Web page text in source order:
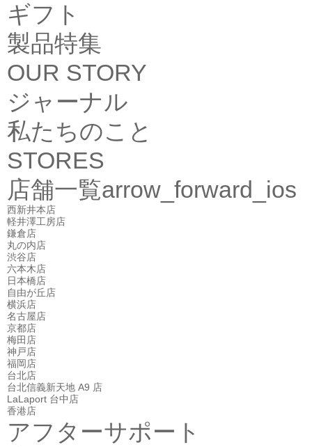
ギフト
製品特集
OUR STORY
ジャーナル
私たちのこと
STORES
店舗一覧arrow_forward_ios
西新井本店
軽井澤工房店
鎌倉店
丸の内店
渋谷店
六本木店
日本橋店
自由が丘店
横浜店
名古屋店
京都店
梅田店
神戸店
福岡店
台北店
台北信義新天地 A9 店
LaLaport 台中店
香港店
アフターサポート